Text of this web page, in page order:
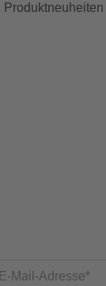
E-Mail-Adresse